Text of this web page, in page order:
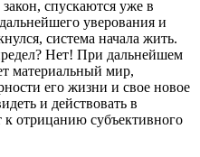
спускаются уже в
уверования и
система начала жить.
Нет! При дальнейшем
материальный мир,
его жизни и свое новое
и действовать в
отрицанию субъективного